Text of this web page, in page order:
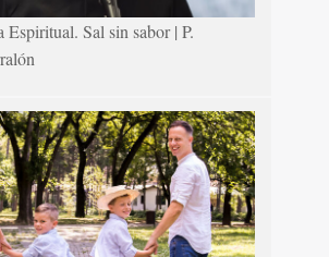
Espiritual. Sal sin sabor | P.